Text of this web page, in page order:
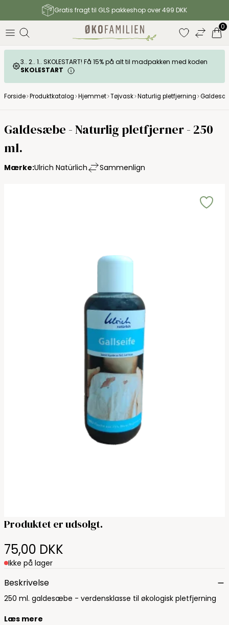
Gratis fragt til GLS pakkeshop over 499 DKK
0
3.. 2.. 1.. SKOLESTART! Få 15% på alt til madpakken med koden
SKOLESTART
Forside Produktkatalog Hjemmet Tøjvask Naturlig pletfjerning
Galdesæbe - Naturlig pletfjerner - 250
ml.
Mærke:Ulrich Natürlich Sammenlign
Produktet er udsolgt.
75,00 DKK
Ikke på lager
Beskrivelse
250 ml. galdesæbe - verdensklasse til økologisk pletfjerning
Læs mere